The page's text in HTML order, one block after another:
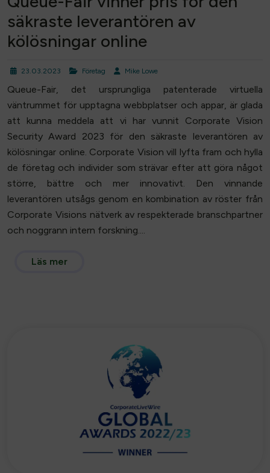
säkraste leverantören av
kölösningar online
23.03.2023 Företag Mike Lowe
Queue-Fair, det ursprungliga patenterade virtuella
väntrummet för upptagna webbplatser och appar, är glada
att kunna meddela att vi har vunnit Corporate Vision
Security Award 2023 för den säkraste leverantören av
kölösningar online. Corporate Vision vill lyfta fram och hylla
de företag och individer som strävar efter att göra något
större, bättre och mer innovativt. Den vinnande
leverantören utsågs genom en kombination av röster från
Corporate Visions nätverk av respekterade branschpartner
och noggrann intern forskning....
Läs mer